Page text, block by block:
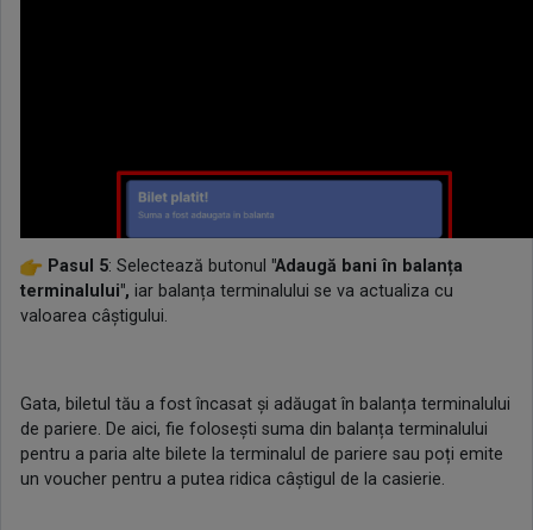
Pasul 5: Selectează butonul "Adaugă bani în balanța
terminalului", iar balanța terminalului se va actualiza cu
valoarea câștigului.
Gata, biletul tău a fost încasat și adăugat în balanța terminalului
de pariere. De aici, fie folosești suma din balanța terminalului
pentru a paria alte bilete la terminalul de pariere sau poți emite
un voucher pentru a putea ridica câștigul de la casierie.